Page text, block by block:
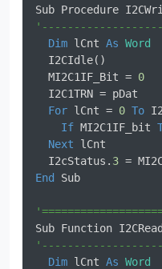
Sub Procedure
Dim lCnt As Word
  MI2C1IF_Bit =
0
For lCnt = 0 To
If MI2C1IF_bit
Next
  I2cStatus.
3 =
End
Sub
Sub Function
Dim lCnt As Word